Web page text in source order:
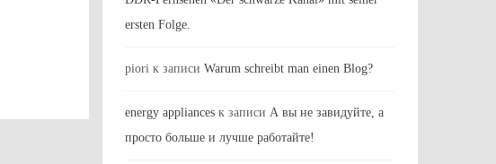
ersten Folge.
piori к записи Warum schreibt man einen Blog?
energy appliances к записи А вы не завидуйте, а
просто больше и лучше работайте!